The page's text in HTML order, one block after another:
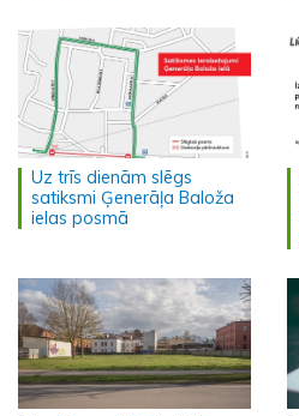
Uz trīs dienām slēgs
satiksmi Ģenerāļa Baloža
ielas posmā